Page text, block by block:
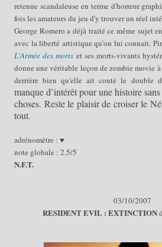
retenue scandaleuse en terme d'horreur
fois lesamateursdu jeu d'y trouver un réel
George Romero a déjà traité ce même sujet
avec la liberté artistique qu'on lui connait.
L'Armée des morts et ses morts-vivants h
donne une véritable leçon de zombie movie
derrière bien qu'elle ait couté le double
manqued’intérêtpourune histoire
choses. Reste le plaisir de croiser le
tout.
adrénomètre : ♥
note globale : 2.5/5
N.F.T.
03/10/2007
RESIDENT EVIL : EXTINCTION